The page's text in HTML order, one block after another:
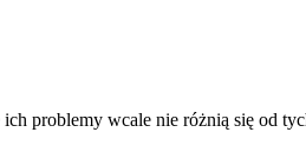
problemy wcale nie różnią się od